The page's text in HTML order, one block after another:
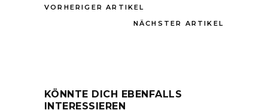
VORHERIGER ARTIKEL
NÄCHSTER ARTIKEL
KÖNNTE DICH EBENFALLS
INTERESSIEREN